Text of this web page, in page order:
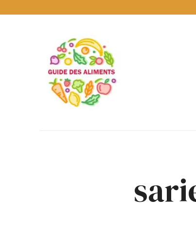
Guide
des
Aliments